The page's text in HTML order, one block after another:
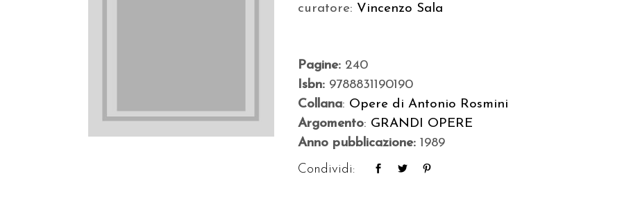
curatore: Vincenzo Sala
Pagine: 240
Isbn: 9788831190190
Collana: Opere di Antonio Rosmini
Argomento: GRANDI OPERE
Anno pubblicazione:1989
Condividi: